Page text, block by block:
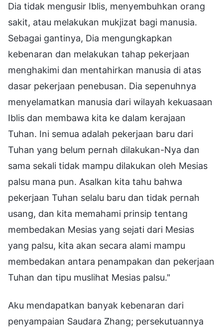
Dia tidak mengusir Iblis, menyembuhkan orang
sakit, atau melakukan mukjizat bagi manusia.
Sebagai gantinya, Dia mengungkapkan
kebenaran dan melakukan tahap pekerjaan
menghakimi dan mentahirkan manusia di atas
dasar pekerjaan penebusan. Dia sepenuhnya
menyelamatkan manusia dari wilayah kekuasaan
Iblis dan membawa kita ke dalam kerajaan
Tuhan. Ini semua adalah pekerjaan baru dari
Tuhan yang belum pernah dilakukan-Nya dan
sama sekali tidak mampu dilakukan oleh Mesias
palsu mana pun. Asalkan kita tahu bahwa
pekerjaan Tuhan selalu baru dan tidak pernah
usang, dan kita memahami prinsip tentang
membedakan Mesias yang sejati dari Mesias
yang palsu, kita akan secara alami mampu
membedakan antara penampakan dan pekerjaan
Tuhan dan tipu muslihat Mesias palsu."
Aku mendapatkan banyak kebenaran dari
penyampaian Saudara Zhang; persekutuannya